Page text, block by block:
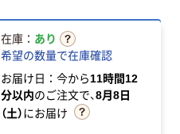
在庫： あり
希望の数量で在庫確認
お届け日：今から11時間12
分以内のご注文で、8月8日
（土）にお届け